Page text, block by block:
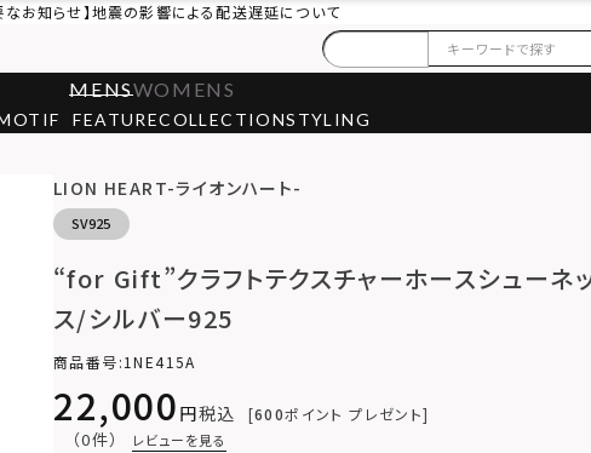
なお知らせ】地震の影響による配送遅延について
MENSWOMENS
FEATURECOLLECTIONSTYLING
LION HEART-ライオンハート-
SV925
“for Gift”クラフトテクスチャーホースシューネ
ス/シルバー925
商品番号 1NE415A
22,000 税込 600ポイント プレゼント
（0件） レビューを見る